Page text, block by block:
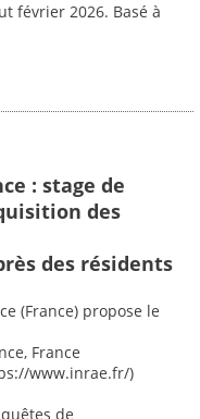
février 2026. Basé à
: stage de
des
des résidents
(France) propose le
France
www.inrae.fr/)
de